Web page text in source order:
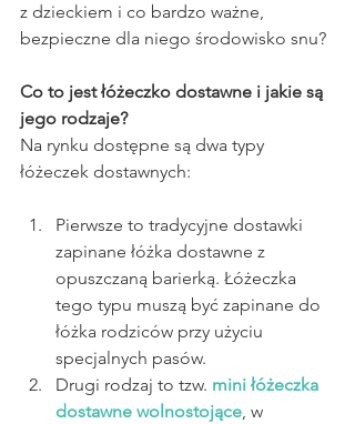
z dzieckiem i co bardzo ważne,
bezpieczne dla niego środowisko snu?
Co to jest łóżeczko dostawne i jakie są
jego rodzaje?
Na rynku dostępne są dwa typy
łóżeczek dostawnych:
Pierwsze to tradycyjne dostawki
zapinane łóżka dostawne z
opuszczaną barierką. Łóżeczka
tego typu muszą być zapinane do
łóżka rodziców przy użyciu
specjalnych pasów.
Drugi rodzaj to tzw. mini łóżeczka
dostawne wolnostojące, w